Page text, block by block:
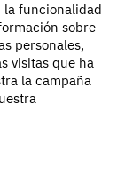
la funcionalidad
sobre
personales,
visitas que ha
la campaña